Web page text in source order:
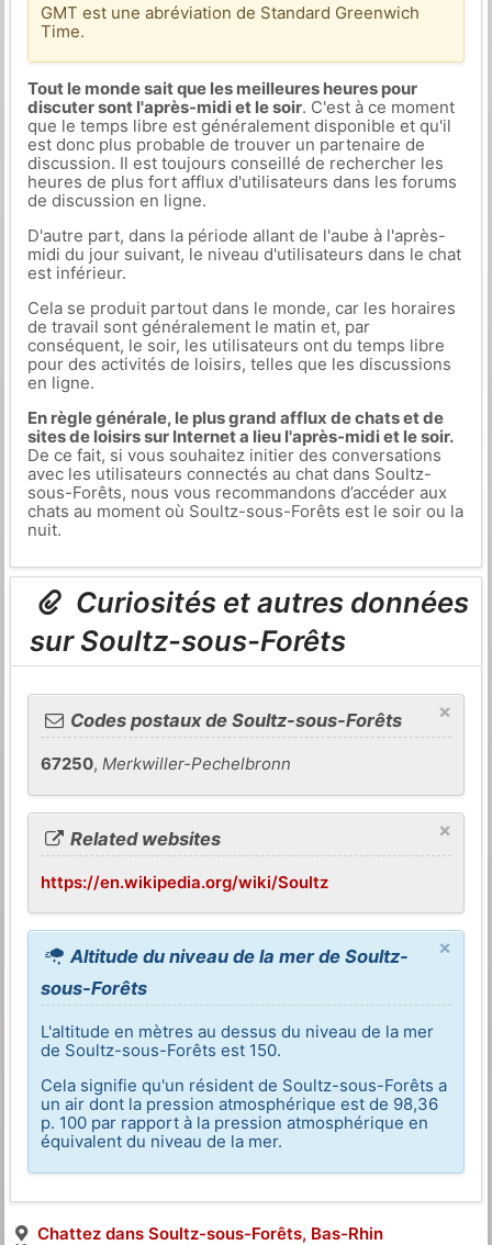
GMT est une abréviation de Standard Greenwich
Time.
Tout le monde sait que les meilleures heures pour
discuter sont l'après-midi et le soir. C'est à ce moment
que le temps libre est généralement disponible et qu'il
est donc plus probable de trouver un partenaire de
discussion. Il est toujours conseillé de rechercher les
heures de plus fort afflux d'utilisateurs dans les forums
de discussion en ligne.
D'autre part, dans la période allant de l'aube à l'après-
midi du jour suivant, le niveau d'utilisateurs dans le chat
est inférieur.
Cela se produit partout dans le monde, car les horaires
de travail sont généralement le matin et, par
conséquent, le soir, les utilisateurs ont du temps libre
pour des activités de loisirs, telles que les discussions
en ligne.
En règle générale, le plus grand afflux de chats et de
sites de loisirs sur Internet a lieu l'après-midi et le soir.
De ce fait, si vous souhaitez initier des conversations
avec les utilisateurs connectés au chat dans Soultz-
sous-Forêts, nous vous recommandons d’accéder aux
chats au moment où Soultz-sous-Forêts est le soir ou la
nuit.
Curiosités et autres données
sur Soultz-sous-Forêts
×
Codes postaux de Soultz-sous-Forêts
67250,Merkwiller-Pechelbronn
×
Related websites
https://en.wikipedia.org/wiki/Soultz
×
Altitude du niveau de la mer de Soultz-
sous-Forêts
L'altitude en mètres au dessus du niveau de la mer
de Soultz-sous-Forêts est 150.
Cela signifie qu'un résident de Soultz-sous-Forêts a
un air dont la pression atmosphérique est de 98,36
p. 100 par rapport à la pression atmosphérique en
équivalent du niveau de la mer.
Chattez dans Soultz-sous-Forêts, Bas-Rhin